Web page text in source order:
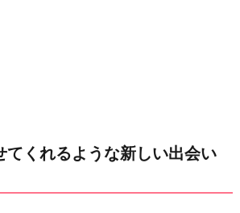
てくれるような新しい出会い